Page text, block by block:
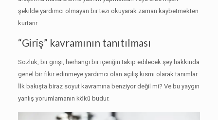
şekilde yardımcı olmayan bir tezi okuyarak zaman kaybetmekten
kurtarır.
“Giriş” kavramının tanıtılması
Sözlük, bir girişi, herhangi bir içeriğin takip edilecek şey hakkında
genel bir fikir edinmeye yardımcı olan açılış kısmı olarak tanımlar.
İlk bakışta biraz soyut kavramına benziyor değil mi? Ve bu yaygın
yanlış yorumlamanın kökü budur.